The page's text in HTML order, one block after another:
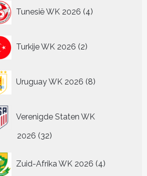
Tunesië WK 2026 4
producten
Turkije WK 2026 2
producten
Uruguay WK 2026 8
producten
Verenigde Staten WK
2026 3232
Zuid-Afrika WK 2026 4
producten